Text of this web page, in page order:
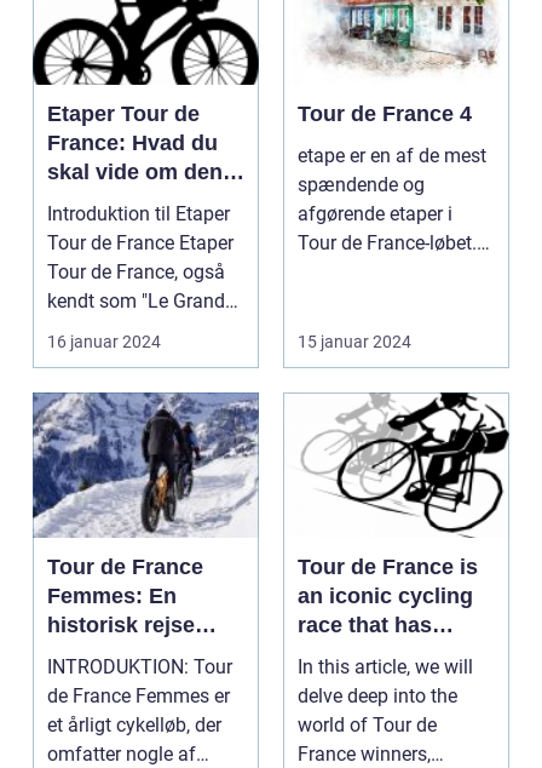
Etaper Tour de
France: Hvad du
skal vide om den
ultimative
cykelløbsudfordrin
g
Introduktion til Etaper
Tour de France Etaper
Tour de France, også
kendt som "Le Grand
Boucle", er ...
16 januar 2024
Tour de France 4
etape er en af de mest
spændende og
afgørende etaper i
Tour de France-løbet.
15 januar 2024
Tour de France
Femmes: En
historisk rejse
gennem kvinders
cykelløb
INTRODUKTION: Tour
de France Femmes er
et årligt cykelløb, der
omfatter nogle af
Tour de France is
an iconic cycling
race that has
captivated sports
and leisure
enthusiasts for
over a century
In this article, we will
delve deep into the
world of Tour de
France winners,